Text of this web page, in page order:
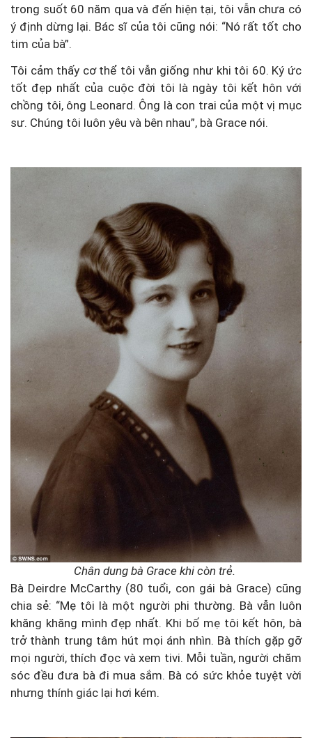
trong suốt 60 năm qua và đến hiện tại, tôi vẫn chưa có
ý định dừng lại. Bác sĩ của tôi cũng nói: “Nó rất tốt cho
tim của bà”.
Tôi cảm thấy cơ thể tôi vẫn giống như khi tôi 60. Ký ức
tốt đẹp nhất của cuộc đời tôi là ngày tôi kết hôn với
chồng tôi, ông Leonard. Ông là con trai của một vị mục
sư. Chúng tôi luôn yêu và bên nhau”, bà Grace nói.
Chân dung bà Grace khi còn trẻ.
Bà Deirdre McCarthy (80 tuổi, con gái bà Grace) cũng
chia sẻ: “Mẹ tôi là một người phi thường. Bà vẫn luôn
khăng khăng mình đẹp nhất. Khi bố mẹ tôi kết hôn, bà
trở thành trung tâm hút mọi ánh nhìn. Bà thích gặp gỡ
mọi người, thích đọc và xem tivi. Mỗi tuần, người chăm
sóc đều đưa bà đi mua sắm. Bà có sức khỏe tuyệt vời
nhưng thính giác lại hơi kém.